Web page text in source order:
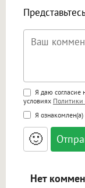
<b>,
<small>,
адреса URL
ссылками, и
Я даю согласие
условиях Политики
Я ознакомлен(а)
🙂
Нет